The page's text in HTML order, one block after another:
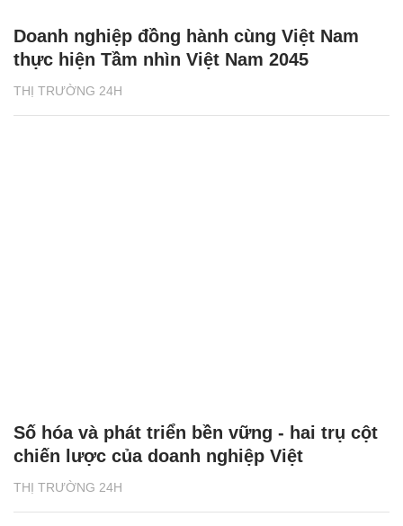
THỊ TRƯỜNG 24H
Doanh nghiệp đồng hành cùng Việt Nam
thực hiện Tầm nhìn Việt Nam 2045
THỊ TRƯỜNG 24H
Số hóa và phát triển bền vững - hai trụ cột
chiến lược của doanh nghiệp Việt